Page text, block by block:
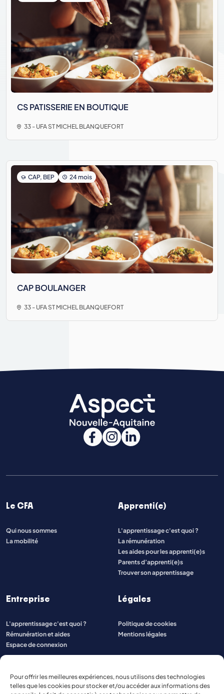
Pour offrir les meilleures expériences, nous utilisons des technologies
telles que les cookies pour stocker et/ou accéder aux informations des
CS PATISSERIE EN BOUTIQUE
33 - UFA ST MICHEL BLANQUEFORT
CAP, BEP 24 mois
CAP BOULANGER
33 - UFA ST MICHEL BLANQUEFORT
Le CFA
Qui nous sommes
La mobilité
Apprenti(e)
L'apprentissage c'est quoi ?
La rémunération
Les aides pour les apprenti(e)s
Parents d’apprenti(e)s
Trouver son apprentissage
Entreprise
L'apprentissage c'est quoi ?
Rémunération et aides
Espace de connexion
Légales
Politique de cookies
Mentions légales